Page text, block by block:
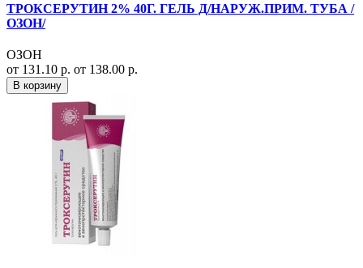
ТРОКСЕРУТИН 2% 40Г. ГЕЛЬ Д/НАРУЖ.ПРИМ. ТУБА /
ОЗОН/
ОЗОН
от 131.10 р. от 138.00 р.
В корзину